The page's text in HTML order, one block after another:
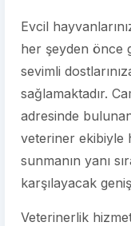
Evcil
her şeyden önce
sevimli
sağlamaktadır.
adresinde
veteriner ekibiyle
sunmanın yanı
karşılayacak
Veterinerlik